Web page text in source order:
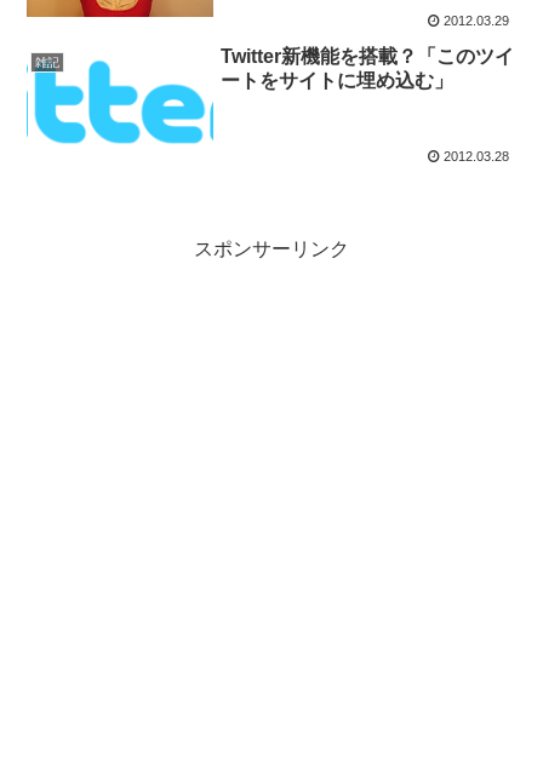
2012.03.29
雑記
Twitter新機能を搭載？「このツイ
ートをサイトに埋め込む」
2012.03.28
スポンサーリンク